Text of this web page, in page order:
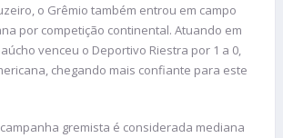
o Grêmio também entrou em campo
por competição continental. Atuando em
venceu o Deportivo Riestra por 1 a 0,
chegando mais confiante para este
gremista é considerada mediana